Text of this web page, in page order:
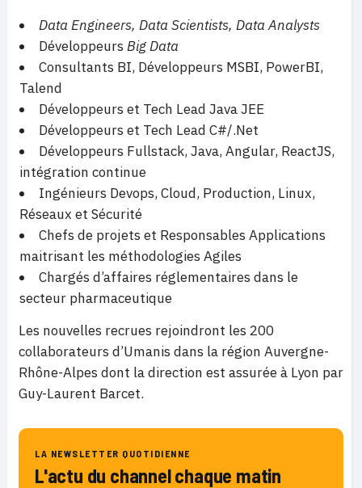
Data Engineers, Data Scientists, Data Analysts
Développeurs Big Data
Consultants BI, Développeurs MSBI, PowerBI,
Talend
Développeurs et Tech Lead Java JEE
Développeurs et Tech Lead C#/.Net
Développeurs Fullstack, Java, Angular, ReactJS,
intégration continue
Ingénieurs Devops, Cloud, Production, Linux,
Réseaux et Sécurité
Chefs de projets et Responsables Applications
maitrisant les méthodologies Agiles
Chargés d’affaires réglementaires dans le
secteur pharmaceutique
Les nouvelles recrues rejoindront les 200
collaborateurs d’Umanis dans la région Auvergne-
Rhône-Alpes dont la direction est assurée à Lyon par
Guy-Laurent Barcet.
LA NEWSLETTER QUOTIDIENNE
L'actu du channel chaque matin